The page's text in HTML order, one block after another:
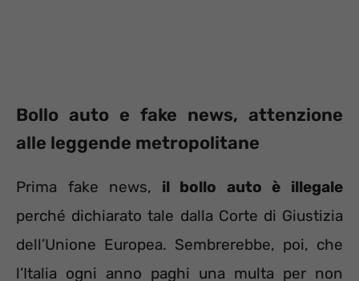
Bollo auto e fake news, attenzione
alle leggende metropolitane
Prima fake news, il bollo auto è illegale
perché dichiarato tale dalla Corte di Giustizia
dell’Unione Europea. Sembrerebbe, poi, che
l’Italia ogni anno paghi una multa per non